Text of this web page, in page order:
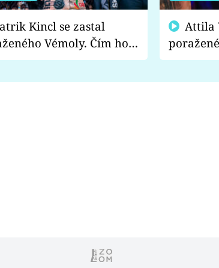
Vémoly. Čím ho
naštvali?
chce